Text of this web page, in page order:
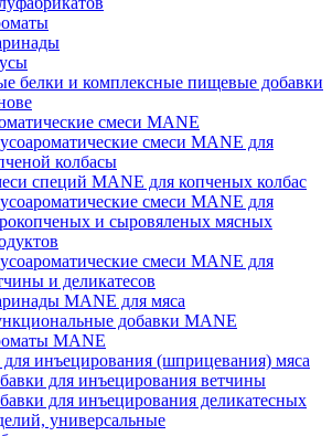
белки и комплексные пищевые добавки
смеси MANE
смеси MANE для
колбасы
специй MANE для копченых колбас
смеси MANE для
и сыровяленых мясных
смеси MANE для
и деликатесов
MANE для мяса
добавки MANE
MANE
инъецирования (шприцевания) мяса
для инъецирования ветчины
для инъецирования деликатесных
универсальные